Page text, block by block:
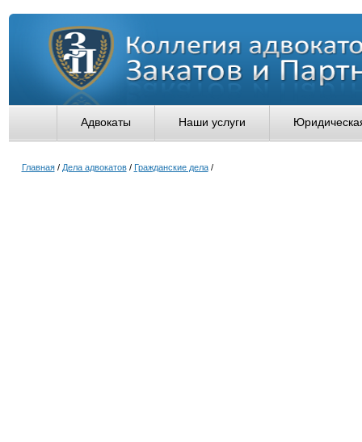
Адвокаты Наши услуги
Главная / Дела адвокатов / Гражданские дела /